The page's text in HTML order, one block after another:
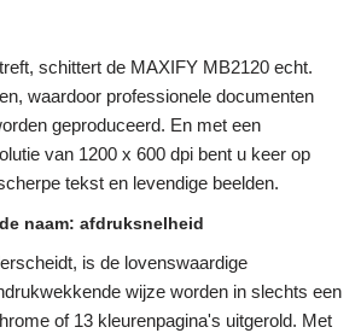
schittert de MAXIFY MB2120 echt.
waardoor professionele documenten
geproduceerd. En met een
van 1200 x 600 dpi bent u keer op
tekst en levendige beelden.
naam: afdruksnelheid
is de lovenswaardige
wijze worden in slechts een
of 13 kleurenpagina's uitgerold. Met